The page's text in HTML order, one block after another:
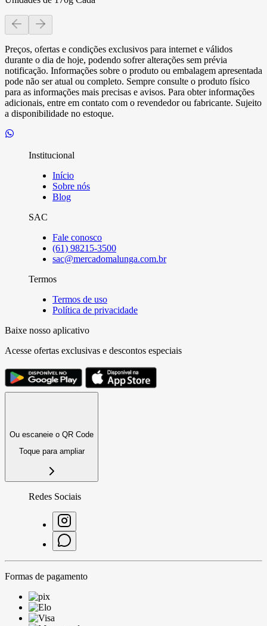
Preços, ofertas e condições exclusivos para internet e válidos
durante o dia de hoje, podendo sofrer alterações sem prévia
notificação. Informações sobre o produto ou embalagem apresentada
pode não ser atual ou completo. Sempre consulte o produto físico
para as informações mais precisas e avisos. Para obter informações
adicionais, entre em contato com o revendedor ou fabricante. Sujeito
a disponibilidade no estoque.
Institucional
Início
Sobre nós
Blog
SAC
Fale conosco
(61) 98215-3500
sac@mercadomalunga.com.br
Termos
Termos de uso
Política de privacidade
Baixe nosso aplicativo
Acesse ofertas exclusivas e descontos especiais
Ou escaneie o QR Code
Toque para ampliar
Redes Sociais
Formas de pagamento